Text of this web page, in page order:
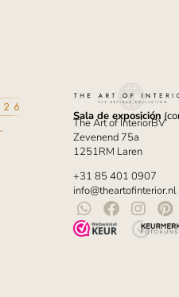
Sala de exposición
The Art of InteriorBV
Zevenend 75a
1251RM Laren
+31 85 401 0907
info@theartofinterior.nl